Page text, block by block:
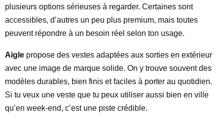
plusieurs options sérieuses à regarder. Certaines sont
accessibles, d’autres un peu plus premium, mais toutes
peuvent répondre à un besoin réel selon ton usage.
Aigle propose des vestes adaptées aux sorties en extérieur
avec une image de marque solide. On y trouve souvent des
modèles durables, bien finis et faciles à porter au quotidien.
Si tu veux une veste que tu peux utiliser aussi bien en ville
qu’en week-end, c’est une piste crédible.